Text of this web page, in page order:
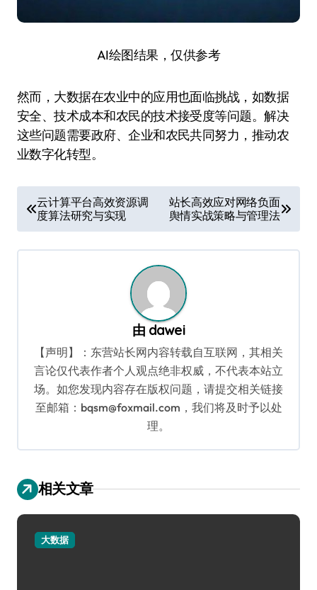
AI绘图结果，仅供参考
然而，大数据在农业中的应用也面临挑战，如数据
安全、技术成本和农民的技术接受度等问题。解决
这些问题需要政府、企业和农民共同努力，推动农
业数字化转型。
章
导
云计算平台高效资源调
度算法研究与实现
站长高效应对网络负面
舆情实战策略与管理法
由 dawei
【声明】：东营站长网内容转载自互联网，其相关
言论仅代表作者个人观点绝非权威，不代表本站立
场。如您发现内容存在版权问题，请提交相关链接
至邮箱：bqsm@foxmail.com，我们将及时予以处
理。
相关文章
大数据